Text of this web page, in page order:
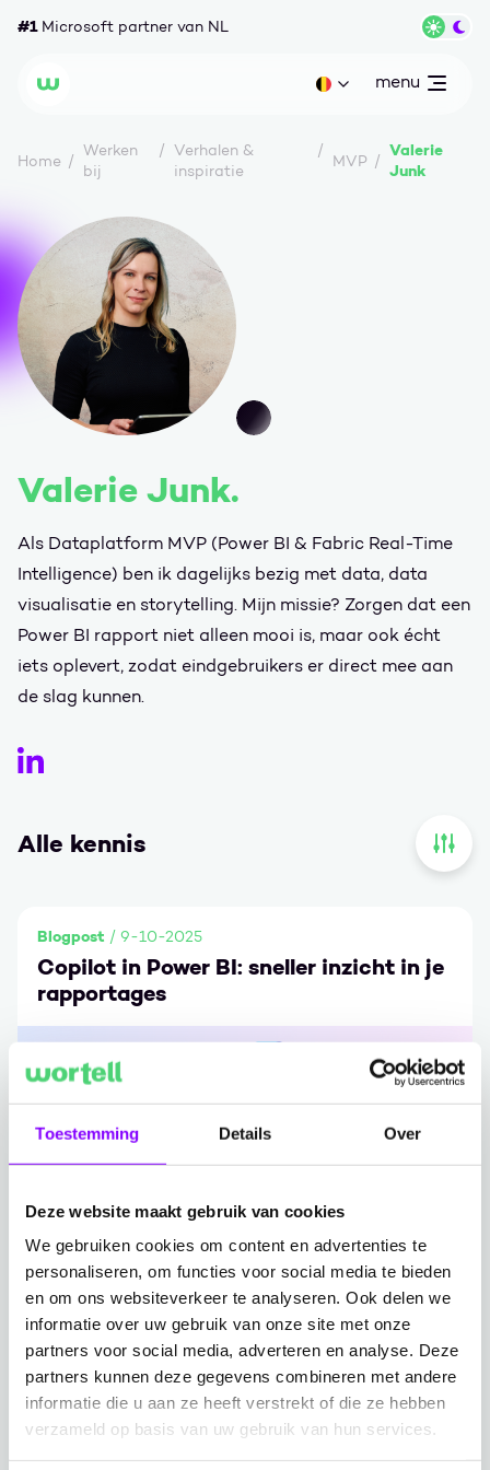
Toestemming Details Over
Deze website maakt gebruik van cookies
We gebruiken cookies om content en advertenties te
personaliseren, om functies voor social media te bieden
en om ons websiteverkeer te analyseren. Ook delen we
informatie over uw gebruik van onze site met onze
partners voor social media, adverteren en analyse. Deze
partners kunnen deze gegevens combineren met andere
informatie die u aan ze heeft verstrekt of die ze hebben
verzameld op basis van uw gebruik van hun services.
#1Microsoft partner van NL
Wortell Huidige taal: be
open
menu
Home
Werken
bij
Verhalen &
inspiratie
MVP
Valerie
Junk
Valerie Junk.
Als Dataplatform MVP (Power BI & Fabric Real-Time
Intelligence) ben ik dagelijks bezig met data, data
visualisatie en storytelling. Mijn missie? Zorgen dat een
Power BI rapport niet alleen mooi is, maar ook écht
iets oplevert, zodat eindgebruikers er direct mee aan
de slag kunnen.
Valerie Junk op LinkedIn
Alle kennis
Blogpost / 9-10-2025
Copilot in Power BI: sneller inzicht in je
rapportages
Ga naar Copilot in Power BI: sneller inzicht in je
/ 15-9-2025
Hoe neem je écht datagedreven
beslissingen?